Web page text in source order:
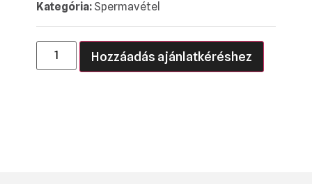
Kategória: Spermavétel
Hozzáadás ajánlatkéréshez